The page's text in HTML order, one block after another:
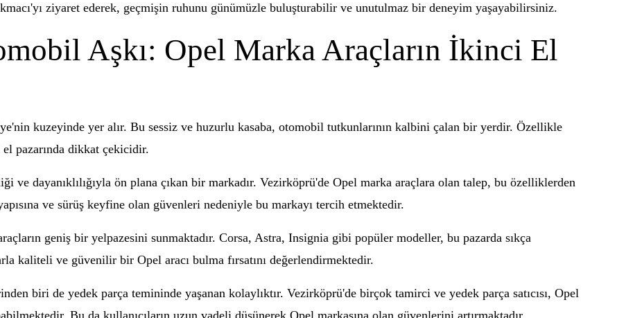
ziyaret ederek, geçmişin ruhunu günümüzle buluşturabilir ve unutulmaz bir deneyim yaşayabilirsiniz.
Aşkı: Opel Marka Araçların İkinci El
kuzeyinde yer alır. Bu sessiz ve huzurlu kasaba, otomobil tutkunlarının kalbini çalan bir yerdir. Özellikle
pazarında dikkat çekicidir.
ve dayanıklılığıyla ön plana çıkan bir markadır. Vezirköprü'de Opel marka araçlara olan talep, bu özelliklerden
ve sürüş keyfine olan güvenleri nedeniyle bu markayı tercih etmektedir.
geniş bir yelpazesini sunmaktadır. Corsa, Astra, Insignia gibi popüler modeller, bu pazarda sıkça
kaliteli ve güvenilir bir Opel aracı bulma fırsatını değerlendirmektedir.
biri de yedek parça temininde yaşanan kolaylıktır. Vezirköprü'de birçok tamirci ve yedek parça satıcısı, Opel
Bu da kullanıcıların uzun vadeli düşünerek Opel markasına olan güvenlerini artırmaktadır.